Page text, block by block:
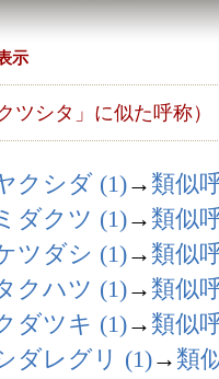
示
ツシタ」に似た呼称）
クシダ (1)→ 類似
ダクツ (1)→ 類似
ツダシ (1)→ 類似
クハツ (1)→ 類似
ダツキ (1)→ 類似
ダレグリ (1)→ 類